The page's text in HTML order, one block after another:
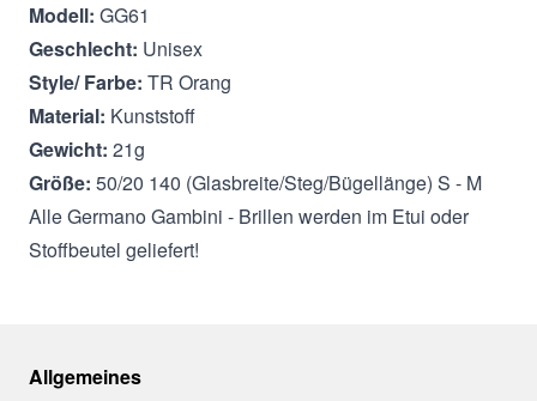
Modell: GG61
Geschlecht: Unisex
Style/ Farbe: TR Orang
Material: Kunststoff
Gewicht: 21g
Größe: 50/20 140 (Glasbreite/Steg/Bügellänge) S - M
Alle Germano Gambini - Brillen werden im Etui oder
Stoffbeutel geliefert!
Allgemeines